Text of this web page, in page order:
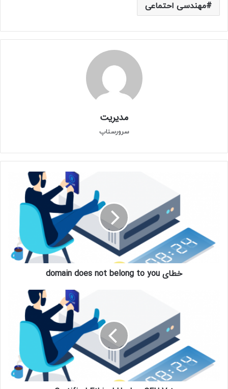
مهندسی احتماعی
مدیریت
سرورستاپ
خطای domain does not belong to you